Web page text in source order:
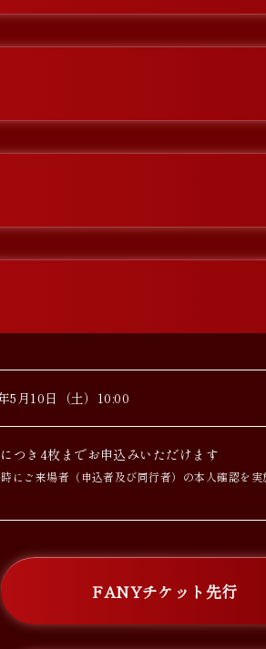
5月10日（土）10:00
つき4枚までお申込みいただけます
にご来場者（申込者及び同行者）の本人確認を
FANYチケット先行